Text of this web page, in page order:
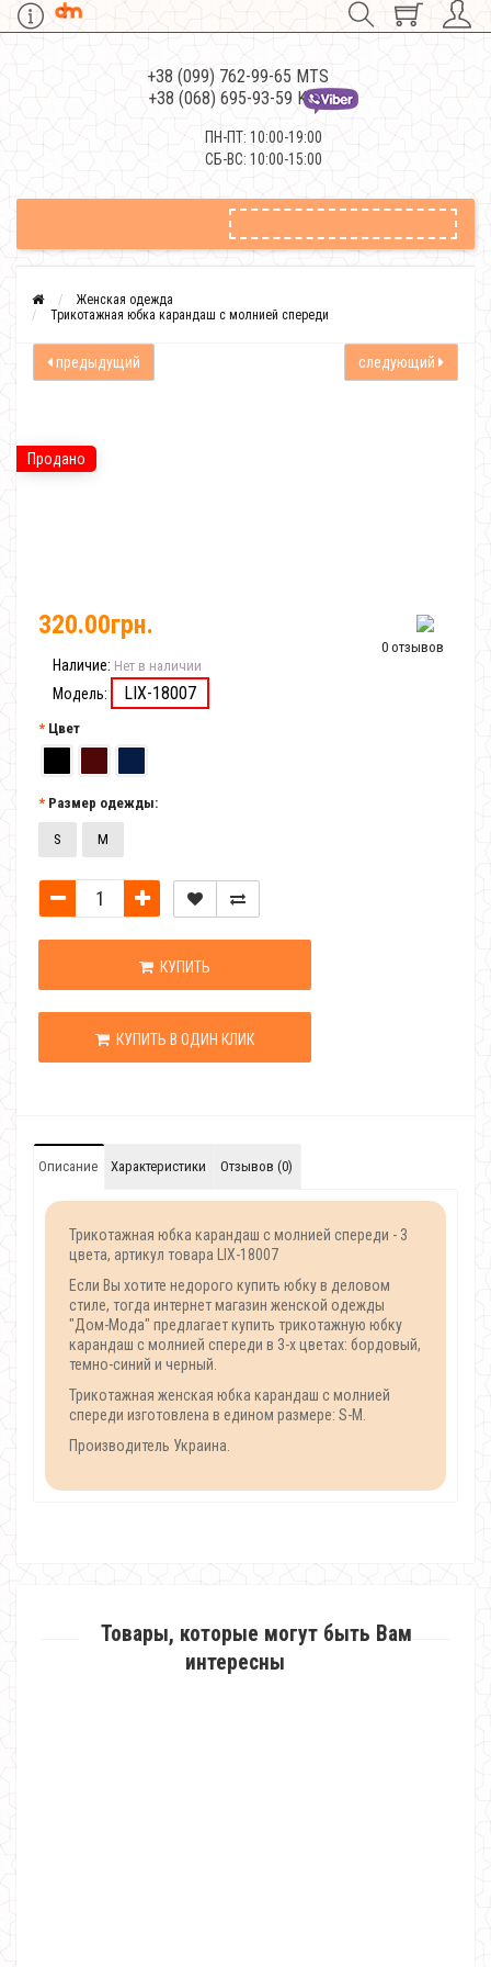
+38 (099) 762-99-65 MTS
+38 (068) 695-93-59 Kievstar
ПН-ПТ: 10:00-19:00
СБ-ВС: 10:00-15:00
Женская одежда
Трикотажная юбка карандаш с молнией спереди
предыдущий следующий
Продано
0 отзывов
320.00грн.
Наличие: Нет в наличии
Модель: LIX-18007
Цвет
Размер одежды:
S M
КУПИТЬ
КУПИТЬ В ОДИН КЛИК
Описание Характеристики Отзывов (0)
Трикотажная юбка карандаш с молнией спереди - 3
цвета, артикул товара LIX-18007
Если Вы хотите недорого купить юбку в деловом
стиле, тогда интернет магазин женской одежды
"Дом-Мода" предлагает купить трикотажную юбку
карандаш с молнией спереди в 3-х цветах: бордовый,
темно-синий и черный.
Трикотажная женская юбка карандаш с молнией
спереди изготовлена в едином размере: S-M.
Производитель Украина.
Товары, которые могут быть Вам
интересны